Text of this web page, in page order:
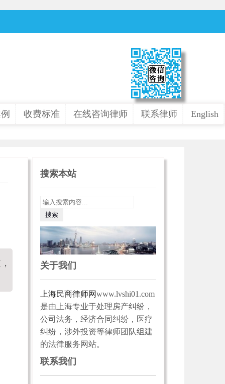
收费标准 在线咨询律师 联系律师 English
搜索本站
关于我们
上海民商律师网www.lvshi01.com
是由上海专业于处理房产纠纷，
公司法务，经济合同纠纷，医疗
纠纷，涉外投资等律师团队组建
的法律服务网站。
联系我们